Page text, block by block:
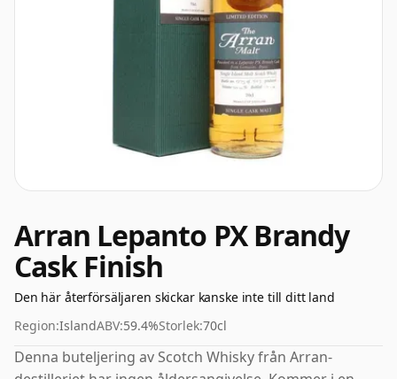
Arran Lepanto PX Brandy
Cask Finish
Den här återförsäljaren skickar kanske inte till ditt land
Region:IslandABV:59.4%Storlek:70cl
Denna buteljering av Scotch Whisky från Arran-